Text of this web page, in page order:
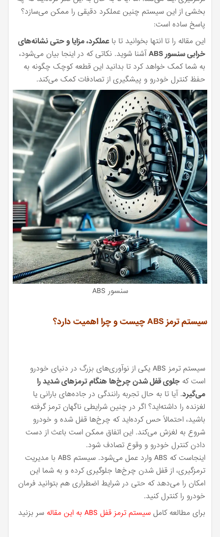
بخشی از این سیستم چنین عملکرد دقیقی را ممکن می‌سازد؟
پاسخ ساده است:
این مقاله را تا انتها بخوانید تا باعملکرد، مزایا و حتی نشانه‌های
خرابی سنسور ABS
آشنا شوید. نکاتی که در اینجا بیان می‌شود،
به شما کمک خواهد کرد تا بدانید این قطعه کوچک چگونه به
حفظ کنترل خودرو و پیشگیری از تصادفات کمک می‌کند.
سنسور ABS
سیستم ترمز ABS چیست و چرا اهمیت دارد؟
سیستم ترمز ABS یکی از نوآوری‌های بزرگ در دنیای خودرو
است کهجلوی قفل شدن چرخ‌ها هنگام ترمزهای شدید را
می‌گیرد. آیا تا به حال تجربه رانندگی در جاده‌های بارانی یا
لغزنده را داشته‌اید؟ اگر در چنین شرایطی ناگهان ترمز گرفته
باشید، احتمالاً حس کرده‌اید که چرخ‌ها قفل شده و خودرو
شروع به لغزش می‌کند. این اتفاق ممکن است باعث از دست
دادن کنترل خودرو و وقوع تصادف شود.
اینجاست که ABS وارد عمل می‌شود. سیستم ABS با مدیریت
ترمزگیری، از قفل شدن چرخ‌ها جلوگیری کرده و به شما این
امکان را می‌دهد که حتی در شرایط اضطراری هم بتوانید فرمان
خودرو را کنترل کنید.
برای مطالعه کاملسیستم ترمز قفل ABS به این مقاله سر بزنید